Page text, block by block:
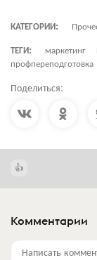
КАТЕГОРИИ:
ТЕГИ:
маркетинг
профпереподготовка
Поделиться:
Комментарии
Написать